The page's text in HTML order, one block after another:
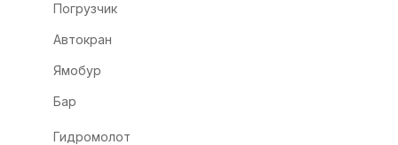
Погрузчик
Автокран
Ямобур
Бар
Гидромолот